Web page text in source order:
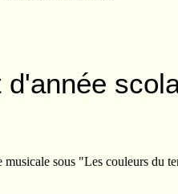
d'année
musicale sous "Les couleurs du